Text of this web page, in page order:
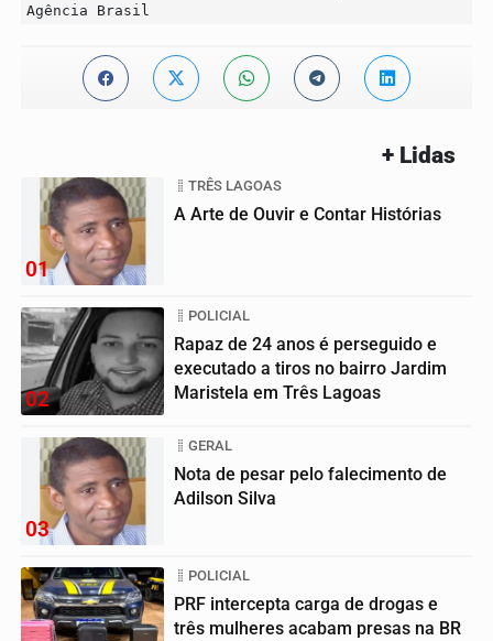
Agência Brasil
+ Lidas
01
TRÊS LAGOAS
A Arte de Ouvir e Contar Histórias
02
POLICIAL
Rapaz de 24 anos é perseguido e
executado a tiros no bairro Jardim
Maristela em Três Lagoas
03
GERAL
Nota de pesar pelo falecimento de
Adilson Silva
POLICIAL
PRF intercepta carga de drogas e
três mulheres acabam presas na BR